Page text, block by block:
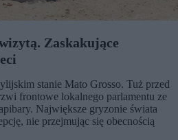
Zaskakujące
stanie Mato Grosso. Tuż przed
frontowe lokalnego parlamentu ze
Największe gryzonie świata
nie przejmując się obecnością